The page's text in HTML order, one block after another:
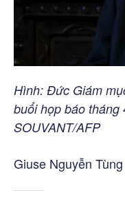
Hình: Đức Giám
buổi họp báo tháng
SOUVANT/AFP
Giuse Nguyễn